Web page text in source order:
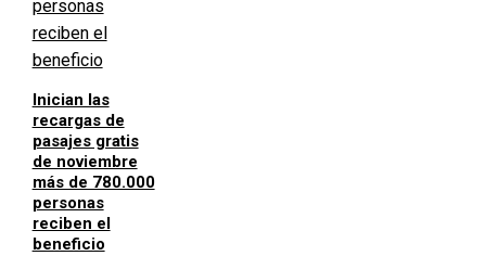
Inician las
recargas de
pasajes gratis
de noviembre
más de 780.000
personas
reciben el
beneficio